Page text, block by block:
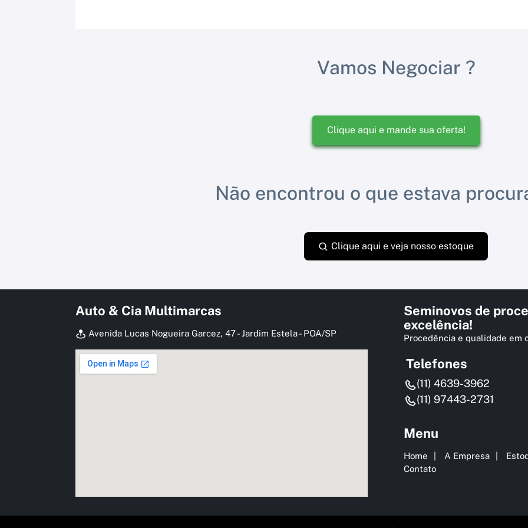
Vamos Negociar ?
Clique aqui e mande sua oferta!
Não encontrou o que estava
Clique aqui e veja nosso estoque
Auto & Cia Multimarcas
Avenida Lucas Nogueira Garcez, 47 - Jardim Estela - POA/SP
Seminovos de
excelência!
Procedência e qualidade em
Telefones
(11) 4639-3962
(11) 97443-2731
Menu
Home A Empresa
Contato